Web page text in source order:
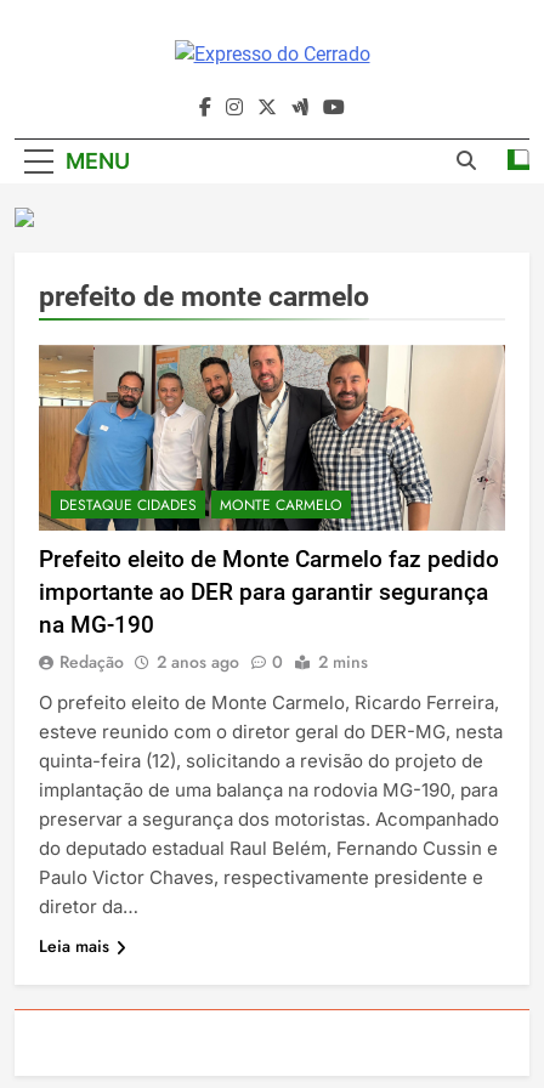
Expresso Do
Cerrado
MENU
prefeito de monte carmelo
DESTAQUE CIDADES MONTE CARMELO
Prefeito eleito de Monte Carmelo faz pedido
importante ao DER para garantir segurança
na MG-190
Redação 2 anos ago 0 2 mins
O prefeito eleito de Monte Carmelo, Ricardo Ferreira,
esteve reunido com o diretor geral do DER-MG, nesta
quinta-feira (12), solicitando a revisão do projeto de
implantação de uma balança na rodovia MG-190, para
preservar a segurança dos motoristas. Acompanhado
do deputado estadual Raul Belém, Fernando Cussin e
Paulo Victor Chaves, respectivamente presidente e
diretor da…
Leia mais